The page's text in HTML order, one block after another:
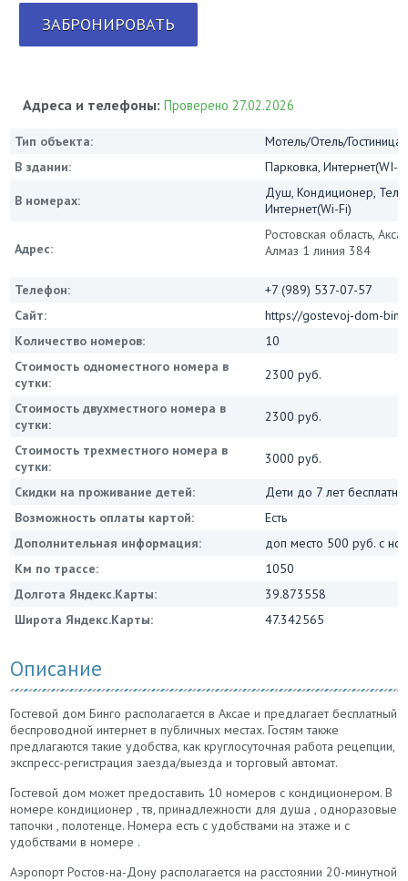
ЗАБРОНИРОВАТЬ
Адреса и телефоны:Проверено 27.02.2026
Тип объекта:
Мотель/Отель/
В здании:
Парковка, Интернет(WI-
В номерах:
Душ, Кондиционер,
Интернет(Wi-Fi)
Адрес:
Ростовская область,
Алмаз 1 линия 384
Телефон:
+7 (989) 537-07-57
Сайт:
https://gostevoj-dom-
Количество номеров:
10
Стоимость одноместного номера в
сутки:
2300 руб.
Стоимость двухместного номера в
сутки:
2300 руб.
Стоимость трехместного номера в
сутки:
3000 руб.
Скидки на проживание детей:
Дети до 7 лет бесплатно.
Возможность оплаты картой:
Есть
Дополнительная информация:
доп место 500 руб. с
Км по трассе:
1050
Долгота Яндекс.Карты:
39.873558
Широта Яндекс.Карты:
47.342565
Описание
Гостевой дом Бинго располагается в Аксае и предлагает бесплатный
беспроводной интернет в публичных местах. Гостям также
предлагаются такие удобства, как круглосуточная работа рецепции,
экспресс-регистрация заезда/выезда и торговый автомат.
Гостевой дом может предоставить 10 номеров с кондиционером. В
номере кондиционер , тв, принадлежности для душа , одноразовые
тапочки , полотенце. Номера есть с удобствами на этаже и с
удобствами в номере .
Аэропорт Ростов-на-Дону располагается на расстоянии 20-минутной